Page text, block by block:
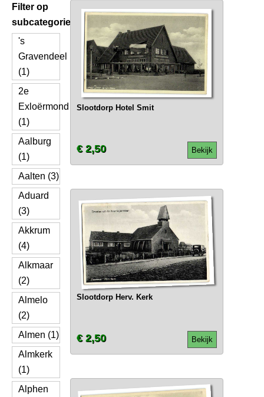
Filter op
subcategorie
's
Gravendeel
(1)
2e
Exloërmond
(1)
Aalburg
(1)
Aalten (3)
Aduard
(3)
Akkrum
(4)
Alkmaar
(2)
Almelo
(2)
Almen (1)
Almkerk
(1)
Alphen
Slootdorp Hotel Smit
Bekijk
€ 2,50
Slootdorp Herv. Kerk
Bekijk
€ 2,50